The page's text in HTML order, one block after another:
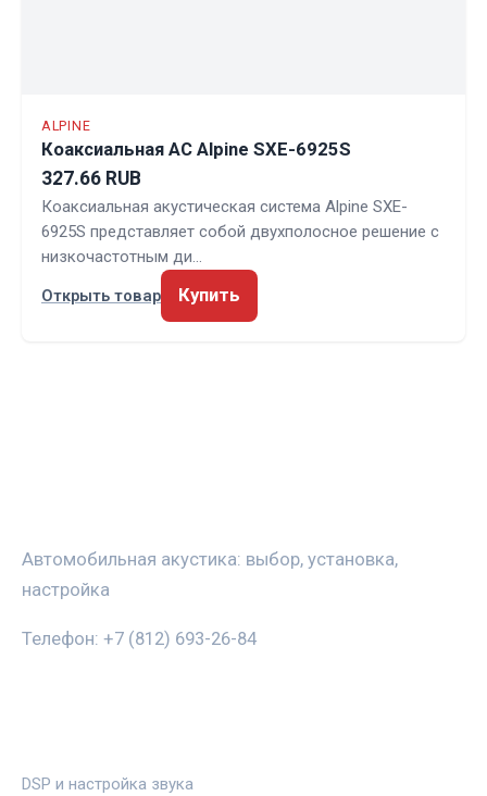
ALPINE
Коаксиальная АС Alpine SXE-6925S
327.66 RUB
Коаксиальная акустическая система Alpine SXE-
6925S представляет собой двухполосное решение с
низкочастотным ди…
Открыть товар
Купить
Автомобильная акустика: выбор, установка,
настройка
Телефон: +7 (812) 693-26-84
DSP и настройка звука